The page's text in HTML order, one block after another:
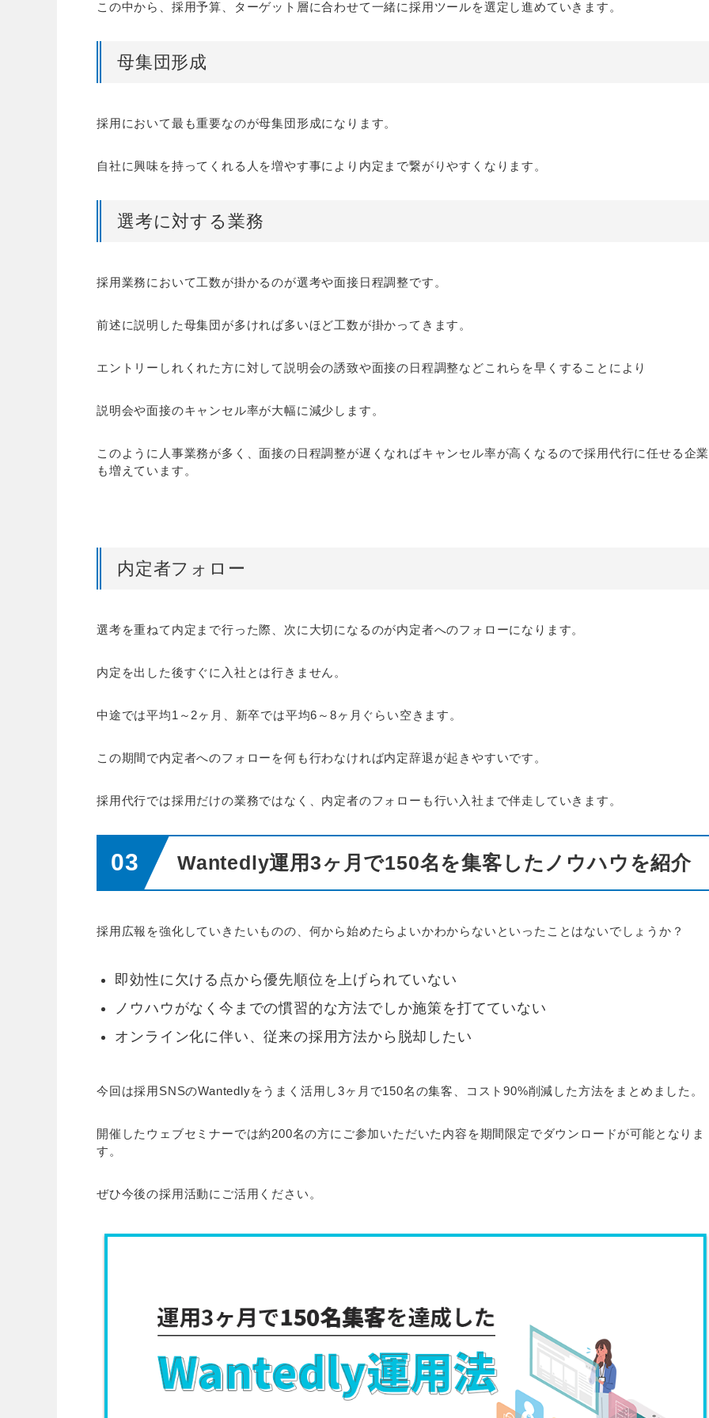
この中から、採用予算、ターゲット層に合わせて一緒に採用ツールを選定し進めていきます。
母集団形成
採用において最も重要なのが母集団形成になります。
自社に興味を持ってくれる人を増やす事により内定まで繋がりやすくなります。
選考に対する業務
採用業務において工数が掛かるのが選考や面接日程調整です。
前述に説明した母集団が多ければ多いほど工数が掛かってきます。
エントリーしれくれた方に対して説明会の誘致や面接の日程調整などこれらを早くすることにより
説明会や面接のキャンセル率が大幅に減少します。
このように人事業務が多く、面接の日程調整が遅くなればキャンセル率が高くなるので採用代行に任せる企業
も増えています。
内定者フォロー
選考を重ねて内定まで行った際、次に大切になるのが内定者へのフォローになります。
内定を出した後すぐに入社とは行きません。
中途では平均1～2ヶ月、新卒では平均6～8ヶ月ぐらい空きます。
この期間で内定者へのフォローを何も行わなければ内定辞退が起きやすいです。
採用代行では採用だけの業務ではなく、内定者のフォローも行い入社まで伴走していきます。
Wantedly運用3ヶ月で150名を集客したノウハウを紹介
採用広報を強化していきたいものの、何から始めたらよいかわからないといったことはないでしょうか？
即効性に欠ける点から優先順位を上げられていない
ノウハウがなく今までの慣習的な方法でしか施策を打てていない
オンライン化に伴い、従来の採用方法から脱却したい
今回は採用SNSのWantedlyをうまく活用し3ヶ月で150名の集客、コスト90%削減した方法をまとめました。
開催したウェブセミナーでは約200名の方にご参加いただいた内容を期間限定でダウンロードが可能となりま
す。
ぜひ今後の採用活動にご活用ください。